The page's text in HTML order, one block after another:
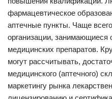
фармацевтическое
аптечные пункты. Чаще
организации, занимающиеся
медицинских препаратов.
могут рассчитывать,
медицинского (аптечного)
маркетингу рынка